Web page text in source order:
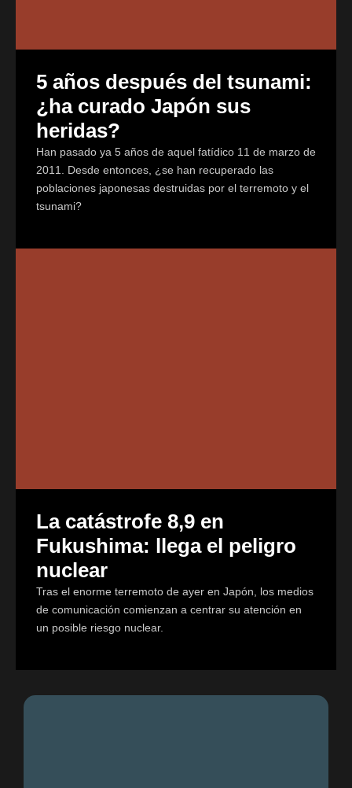
5 años después del tsunami:
¿ha curado Japón sus
heridas?
Han pasado ya 5 años de aquel fatídico 11 de marzo de
2011. Desde entonces, ¿se han recuperado las
poblaciones japonesas destruidas por el terremoto y el
tsunami?
La catástrofe 8,9 en
Fukushima: llega el peligro
nuclear
Tras el enorme terremoto de ayer en Japón, los medios
de comunicación comienzan a centrar su atención en
un posible riesgo nuclear.